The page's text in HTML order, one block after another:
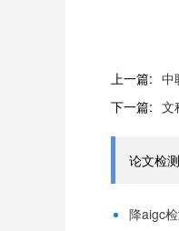
上一篇: 中
下一篇: 文
论文检
降aigc